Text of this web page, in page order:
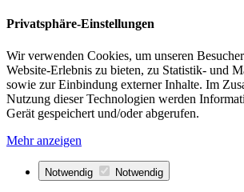
Privatsphäre-Einstellungen
Wir verwenden Cookies, um unseren
Website-Erlebnis zu bieten, zu Statistik- und
sowie zur Einbindung externer Inhalte. Im
Nutzung dieser Technologien werden
Gerät gespeichert und/oder abgerufen.
Mehr anzeigen
Notwendig Notwendig